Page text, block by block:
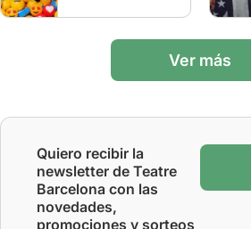
Ver más
Quiero recibir la
newsletter de Teatre
Barcelona con las
novedades,
promociones y sorteos